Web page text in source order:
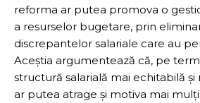
reforma ar putea promova o
a resurselor bugetare, prin
discrepantelor salariale care au
Aceștia argumentează că, pe
structură salarială mai echitabilă
ar putea atrage și motiva mai